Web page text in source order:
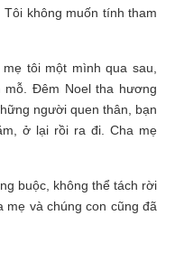
không muốn tính tham
tôi một mình qua sau,
mỗ. Đêm Noel tha hương
người quen thân, bạn
ở lại rồi ra đi. Cha mẹ
buộc, không thể tách rời
mẹ và chúng con cũng đã